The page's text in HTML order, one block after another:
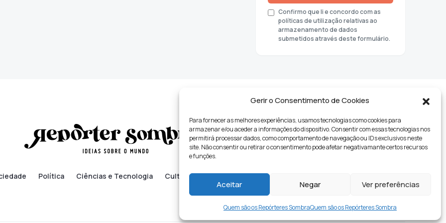
Gerir o Consentimento de Cookies
Para fornecer as melhores experiências, usamos tecnologias como cookies para
armazenar e/ou aceder a informações do dispositivo. Consentir com essas tecnologias nos
permitirá processar dados, como comportamento de navegação ou IDs exclusivos neste
site. Não consentir ou retirar o consentimento pode afetar negativamante certos recursos
e funções.
Aceitar Negar Ver preferências
Quem são os Repórteres SombraQuem são os Repórteres Sombra
Confirmo que li e concordo com as
políticas de utilização relativas ao
armazenamento de dados
submetidos através deste formulário.
Política Ciências e Tecnologia Cultura Lifestyle